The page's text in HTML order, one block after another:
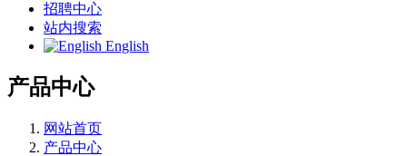
招聘中心
站内搜索
English
产品中心
网站首页
产品中心